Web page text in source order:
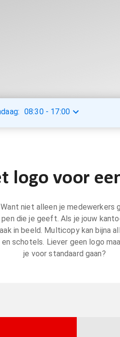
08:30- 17:00
logo voor
niet alleen je
die je geeft. Als je jouw
in beeld. Multicopy kan bijna
schotels. Liever geen logo
je voor standaard gaan?